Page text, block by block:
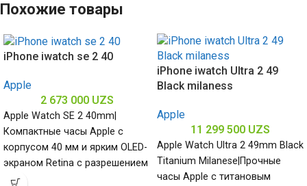
Похожие товары
iPhone iwatch se 2 40
Apple
2 673 000 UZS
Apple Watch SE 2 40mm|
Компактные часы Apple с
корпусом 40 мм и ярким OLED-
экраном Retina с разрешением
324×394 пикселя
iPhone iwatch Ultra 2 49
Black milaness
Apple
11 299 500 UZS
Apple Watch Ultra 2 49mm Black
Titanium Milanese|Прочные
часы Apple с титановым